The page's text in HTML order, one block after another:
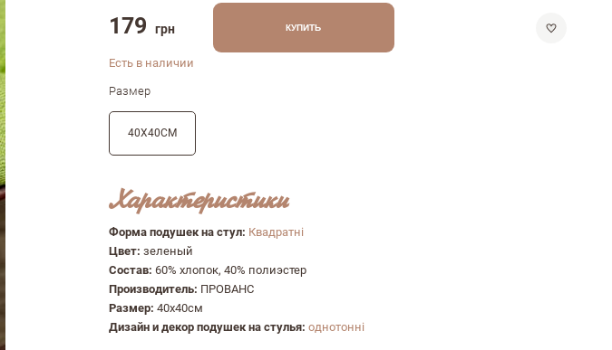
179 грн КУПИТЬ
Есть в наличии
Размер
40Х40СМ
Характеристики
Форма подушек на стул: Квадратні
Цвет:зеленый
Состав:60% хлопок, 40% полиэстер
Производитель: ПРОВАНС
Размер:40х40см
Дизайн и декор подушек на стулья:однотонні